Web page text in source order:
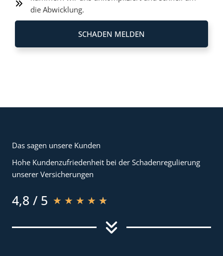
die Abwicklung.
SCHADEN MELDEN
Das sagen unsere Kunden
Hohe Kundenzufriedenheit bei der Schadenregulierung
unserer Versicherungen
4,8 / 5 ★ ★ ★ ★ ★